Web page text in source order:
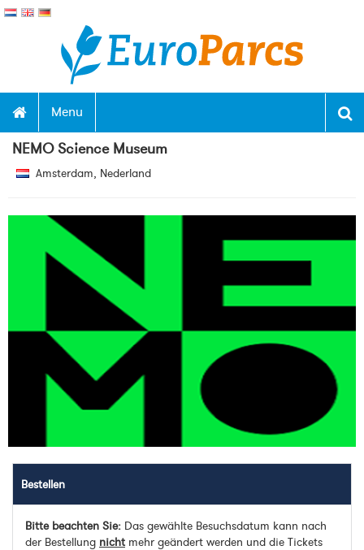
Menu
NEMO Science Museum
Amsterdam, Nederland
Bestellen
Bitte beachten Sie: Das gewählte Besuchsdatum kann nach
der Bestellung nicht mehr geändert werden und die Tickets